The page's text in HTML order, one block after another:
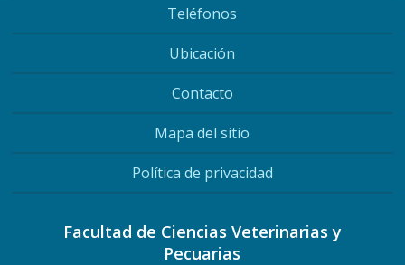
Teléfonos
Ubicación
Contacto
Mapa del sitio
Política de privacidad
Facultad de Ciencias Veterinarias y
Pecuarias